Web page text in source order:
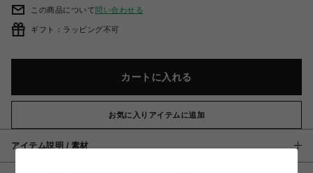
この商品について問い合わせる
ギフト：ラッピング不可
カートに入れる
お気に入りアイテムに追加
アイテム説明 / 素材